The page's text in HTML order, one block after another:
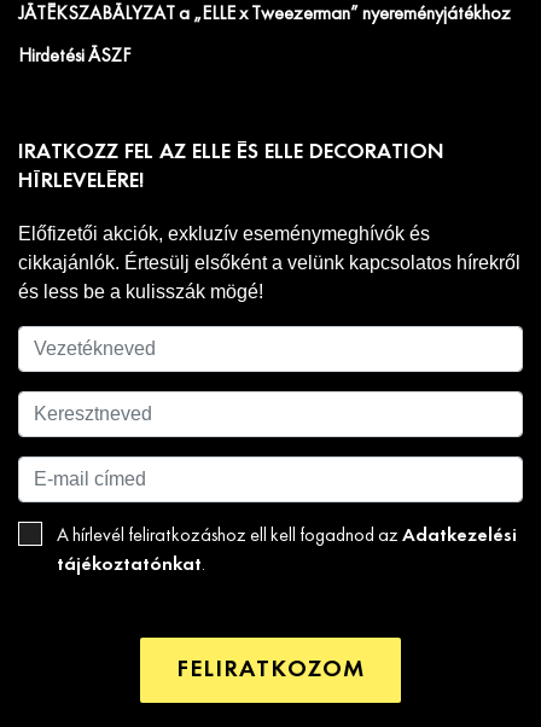
JÁTÉKSZABÁLYZAT a „ELLE x Tweezerman” nyereményjátékhoz
Hirdetési ÁSZF
IRATKOZZ FEL AZ ELLE ÉS ELLE DECORATION
HÍRLEVELÉRE!
Előfizetői akciók, exkluzív eseménymeghívók és
cikkajánlók. Értesülj elsőként a velünk kapcsolatos hírekről
és less be a kulisszák mögé!
A hírlevél feliratkozáshoz ell kell fogadnod az Adatkezelési
tájékoztatónkat.
FELIRATKOZOM